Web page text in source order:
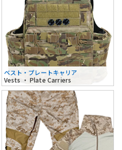
ベスト・プレートキャリア
Vests ・ Plate Carriers